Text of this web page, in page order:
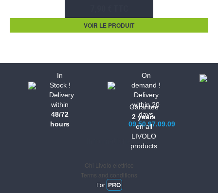
VOIR LE PRODUIT
In
Stock !
Delivery
within
48/72
hours
On
demand !
Delivery
within 20
days
09.50.97.09.09
Garantee
2 years
on all
LIVOLO
products
Chi Livolo elettrico
Terms and conditions
For PRO